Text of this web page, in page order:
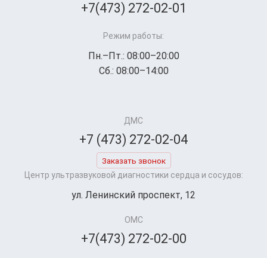
+7(473) 272-02-01
Режим работы:
Пн.–Пт.: 08:00–20:00
Сб.: 08:00–14:00
ДМС
+7 (473) 272-02-04
Заказать звонок
Центр ультразвуковой диагностики сердца и сосудов:
ул. Ленинский проспект, 12
ОМС
+7(473) 272-02-00